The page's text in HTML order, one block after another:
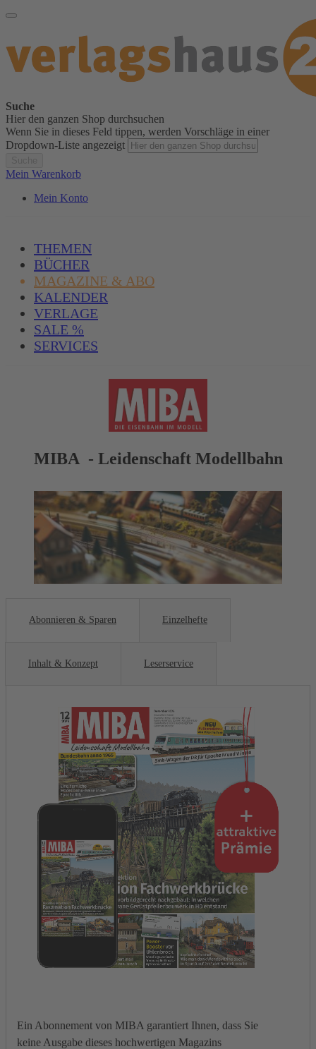
Suche
Hier den ganzen Shop durchsuchen
Wenn Sie in dieses Feld tippen, werden Vorschläge in einer
Dropdown-Liste angezeigt
Mein Warenkorb
Mein Konto
THEMEN
BÜCHER
MAGAZINE & ABO
KALENDER
VERLAGE
SALE %
SERVICES
MIBA - Leidenschaft Modellbahn
Abonnieren & Sparen Einzelhefte
Inhalt & Konzept Leserservice
Ein Abonnement von MIBA garantiert Ihnen, dass Sie
keine Ausgabe dieses hochwertigen Magazins